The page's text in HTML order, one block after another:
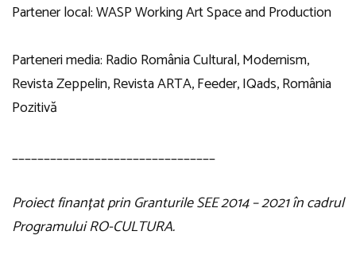
Partener local: WASP Working Art Space and Production
Parteneri media: Radio România Cultural, Modernism,
Revista Zeppelin, Revista ARTA, Feeder, IQads, România
Pozitivă
________________________________
Proiect finanțat prin Granturile SEE 2014 – 2021 în cadrul
Programului RO-CULTURA.